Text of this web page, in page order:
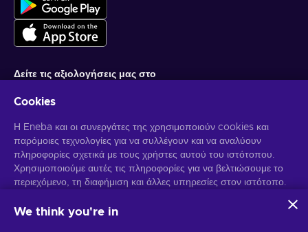
Δείτε τις αξιολογήσεις μας στο
Cookies
Η Eneba και οι συνεργάτες της χρησιμοποιούν cookies και
παρόμοιες τεχνολογίες για να συλλέγουν και να αναλύουν
πληροφορίες σχετικά με τους χρήστες αυτού του ιστότοπου.
Χρησιμοποιούμε αυτές τις πληροφορίες για να βελτιώσουμε το
περιεχόμενο, τη διαφήμιση και άλλες υπηρεσίες στον ιστότοπο.
χρησιμοποιηθούν για την εξατομίκευση διαφημίσεων.
We think you're in